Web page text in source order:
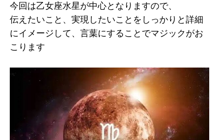
今回は乙女座水星が中心となりますので、
伝えたいこと、実現したいことをしっかりと詳細
にイメージして、言葉にすることでマジックがお
こります